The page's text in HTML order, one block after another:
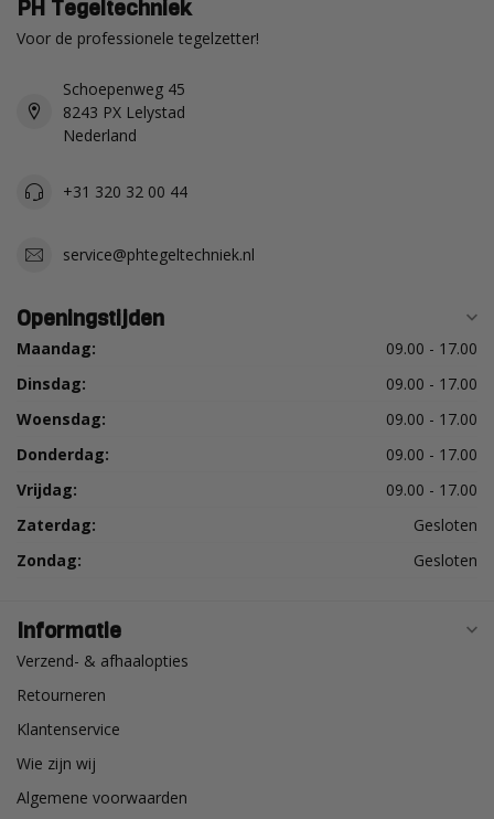
PH Tegeltechniek
Voor de professionele tegelzetter!
Schoepenweg 45
8243 PX Lelystad
Nederland
+31 320 32 00 44
service@phtegeltechniek.nl
Openingstijden
Maandag:
09.00 - 17.00
Dinsdag:
09.00 - 17.00
Woensdag:
09.00 - 17.00
Donderdag:
09.00 - 17.00
Vrijdag:
09.00 - 17.00
Zaterdag:
Gesloten
Zondag:
Gesloten
Informatie
Verzend- & afhaalopties
Retourneren
Klantenservice
Wie zijn wij
Algemene voorwaarden